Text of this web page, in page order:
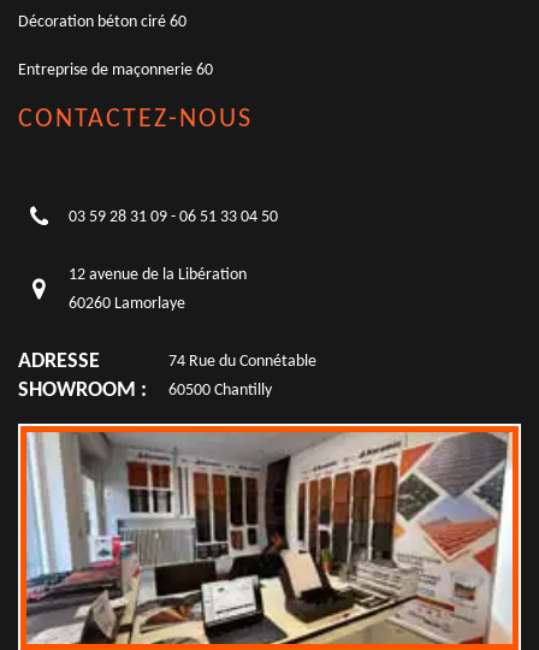
Décoration béton ciré 60
Entreprise de maçonnerie 60
CONTACTEZ-NOUS
03 59 28 31 09 - 06 51 33 04 50
12 avenue de la Libération
60260 Lamorlaye
ADRESSE
SHOWROOM :
74 Rue du Connétable
60500 Chantilly